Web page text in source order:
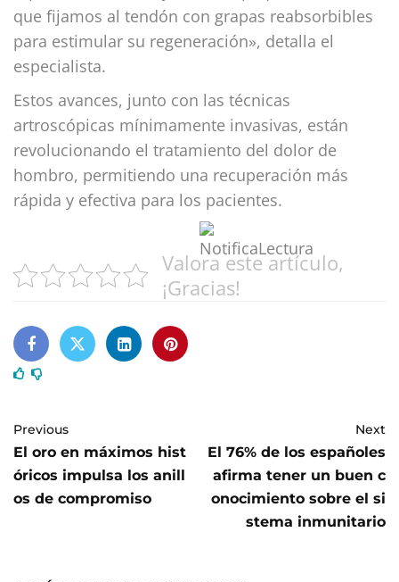
que fijamos al tendón con grapas reabsorbibles
para estimular su regeneración», detalla el
especialista.
Estos avances, junto con las técnicas
artroscópicas mínimamente invasivas, están
revolucionando el tratamiento del dolor de
hombro, permitiendo una recuperación más
rápida y efectiva para los pacientes.
Valora este artículo,
¡Gracias!
Previous
El oro en máximos hist
óricos impulsa los anill
os de compromiso
Next
El 76% de los españoles
afirma tener un buen c
onocimiento sobre el si
stema inmunitario